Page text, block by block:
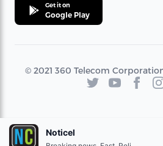
Get it on
Google Play
© 2021 360 Telecom
Noticel